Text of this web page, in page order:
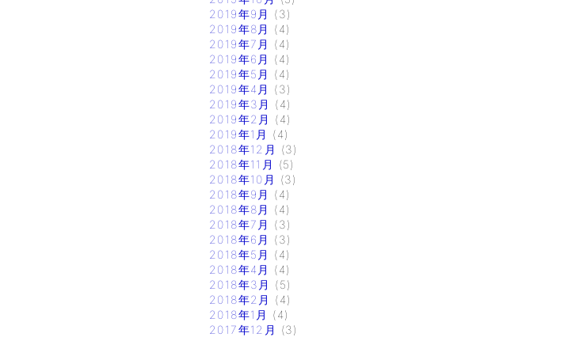
2019年9月
(3)
2019年8月
(4)
2019年7月
(4)
2019年6月
(4)
2019年5月
(4)
2019年4月
(3)
2019年3月
(4)
2019年2月
(4)
2019年1月
(4)
2018年12月
(3)
2018年11月
(5)
2018年10月
(3)
2018年9月
(4)
2018年8月
(4)
2018年7月
(3)
2018年6月
(3)
2018年5月
(4)
2018年4月
(4)
2018年3月
(5)
2018年2月
(4)
2018年1月
(4)
2017年12月
(3)